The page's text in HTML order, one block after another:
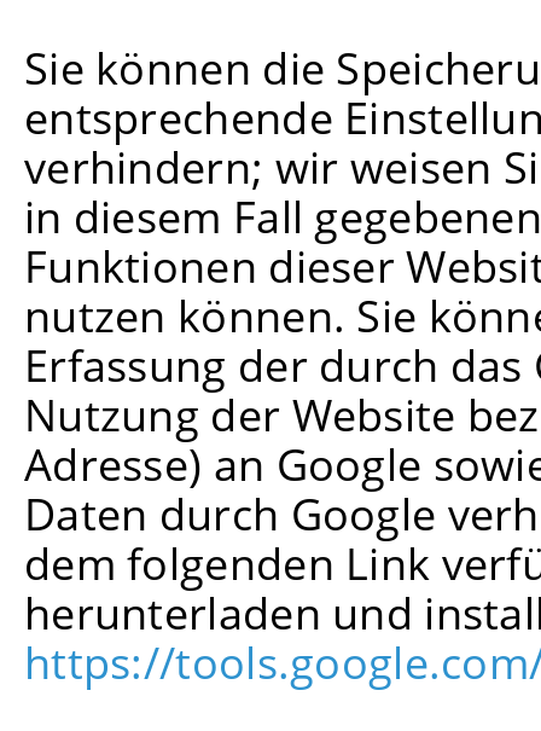
Sie können die
entsprechende
verhindern; wir weisen
in diesem Fall
Funktionen dieser
nutzen können. Sie
Erfassung der durch
Nutzung der Website
Adresse) an Google
Daten durch Google
dem folgenden Link
herunterladen und
https://